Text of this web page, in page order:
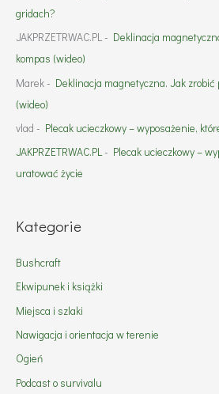
gridach?
JAKPRZETRWAC.PL - Deklinacja
kompas (wideo)
Marek - Deklinacja magnetyczna. Jak zrobić
(wideo)
vlad - Plecak ucieczkowy – wyposażenie,
JAKPRZETRWAC.PL- Plecak ucieczkowy –
uratować życie
Kategorie
Bushcraft
Ekwipunek i książki
Miejsca i szlaki
Nawigacja i orientacja w terenie
Ogień
Podcast o survivalu